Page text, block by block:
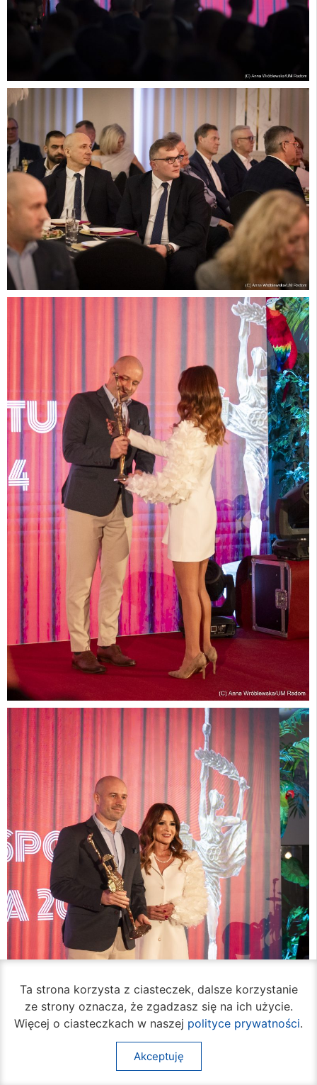
Ta strona korzysta z ciasteczek, dalsze korzystanie
ze strony oznacza, że zgadzasz się na ich użycie.
Więcej o ciasteczkach w naszej polityce prywatności.
Akceptuję